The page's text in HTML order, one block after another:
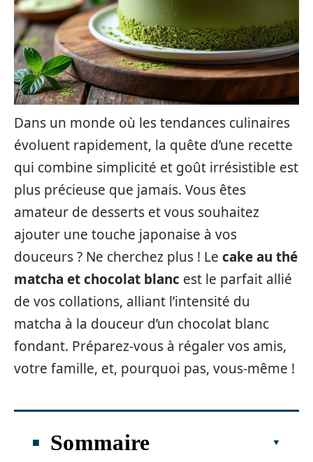
Dans un monde où les tendances culinaires
évoluent rapidement, la quête d’une recette
qui combine simplicité et goût irrésistible est
plus précieuse que jamais. Vous êtes
amateur de desserts et vous souhaitez
ajouter une touche japonaise à vos
douceurs ? Ne cherchez plus ! Le cake au thé
matcha et chocolat blanc est le parfait allié
de vos collations, alliant l’intensité du
matcha à la douceur d’un chocolat blanc
fondant. Préparez-vous à régaler vos amis,
votre famille, et, pourquoi pas, vous-même !
Sommaire